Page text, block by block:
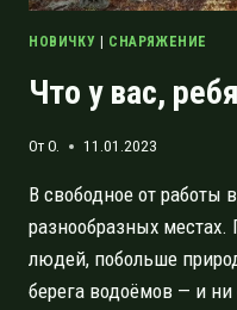
НОВИЧКУ | СНАРЯЖЕНИЕ
Что у вас,
ОтO. 11.01.2023
В свободное от
разнообразных
людей, побольше
берега водоёмов — и